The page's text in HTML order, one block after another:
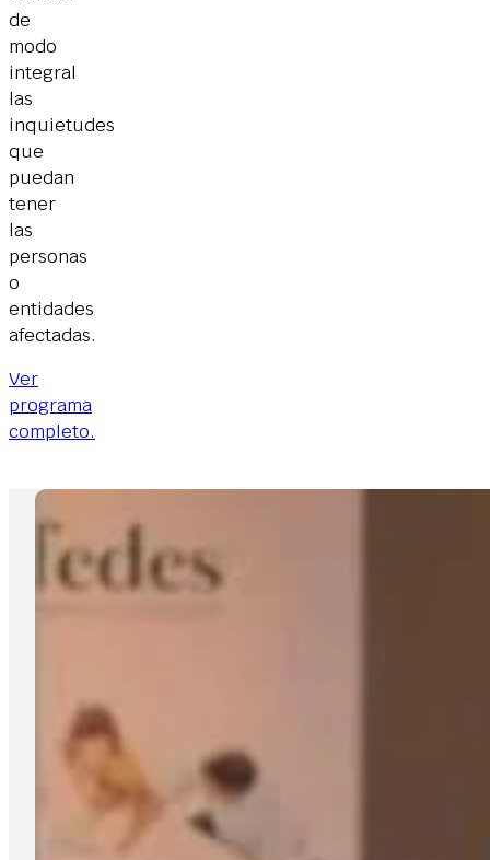
de
modo
integral
las
inquietudes
que
puedan
tener
las
personas
o
entidades
afectadas.
Ver
programa
completo.